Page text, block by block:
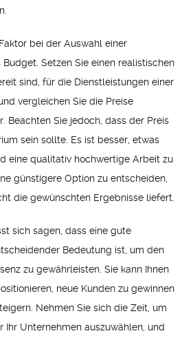
bei der Auswahl einer
Setzen Sie einen realistischen
sind, für die Dienstleistungen einer
vergleichen Sie die Preise
Beachten Sie jedoch, dass der Preis
sein sollte. Es ist besser, etwas
eine qualitativ hochwertige Arbeit zu
günstigere Option zu entscheiden,
die gewünschten Ergebnisse liefert.
sich sagen, dass eine gute
Bedeutung ist, um den
zu gewährleisten. Sie kann Ihnen
neue Kunden zu gewinnen
Nehmen Sie sich die Zeit, um
Unternehmen auszuwählen, und